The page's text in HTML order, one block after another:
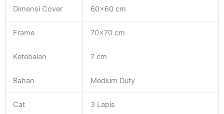
Dimensi Cover 60×60 cm
Frame 70×70 cm
Ketebalan 7 cm
Bahan Medium Duty
Cat 3 Lapis